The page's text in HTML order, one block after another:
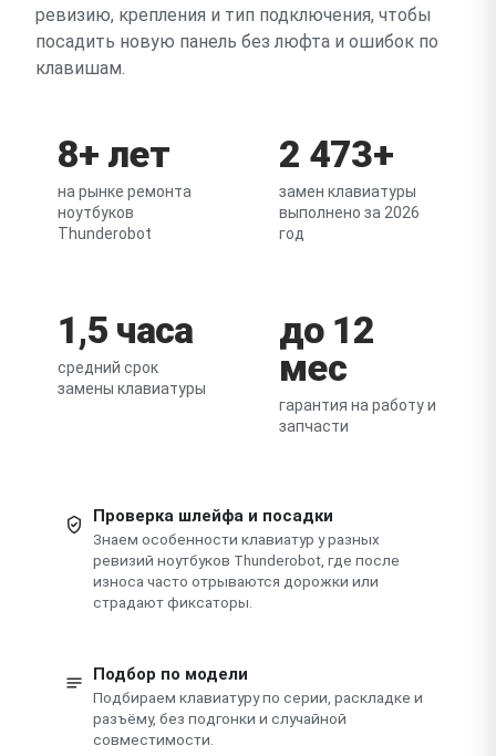
ревизию, крепления и тип подключения, чтобы
посадить новую панель без люфта и ошибок по
клавишам.
8+ лет
на рынке ремонта
ноутбуков
Thunderobot
2 473+
замен клавиатуры
выполнено за 2026
год
1,5 часа
средний срок
замены клавиатуры
до 12
мес
гарантия на работу и
запчасти
Проверка шлейфа и посадки
Знаем особенности клавиатур у разных
ревизий ноутбуков Thunderobot, где после
износа часто отрываются дорожки или
страдают фиксаторы.
Подбор по модели
Подбираем клавиатуру по серии, раскладке и
разъёму, без подгонки и случайной
совместимости.